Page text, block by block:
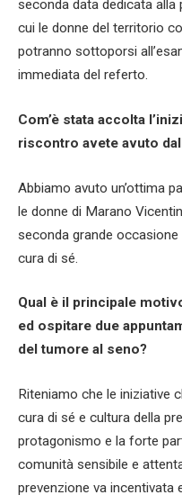
seconda data dedicata alla
cui le donne del territorio
potranno sottoporsi
immediata del referto.
Com’è stata accolta
riscontro avete avuto
Abbiamo avuto un’ottima
le donne di Marano
seconda grande
cura di sé.
Qual è il principale
ed ospitare due
del tumore al seno?
Riteniamo che le iniziative
cura di sé e cultura della
protagonismo e la forte
comunità sensibile e
prevenzione va